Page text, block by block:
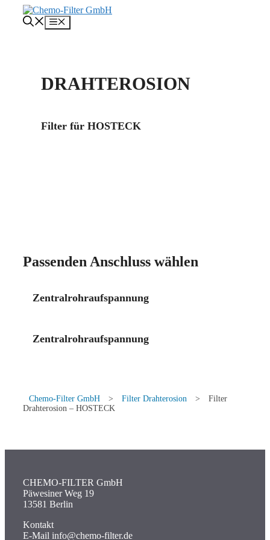
Inhalt
Menü
DRAHTEROSION
Filter für HOSTECK
Passenden Anschluss wählen
Zentralrohraufspannung
Zentralrohraufspannung
Chemo-Filter GmbH > Filter Drahterosion >
Filter
Drahterosion – HOSTECK
CHEMO-FILTER GmbH
Päwesiner Weg 19
13581 Berlin
Kontakt
E-Mail info@chemo-filter.de